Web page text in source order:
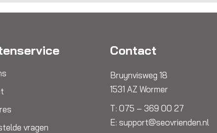
vragen
Contact
Bruynvisweg 18
1531 AZ Wormer
T: 075 – 369 00 27
E: support@seovrienden.nl